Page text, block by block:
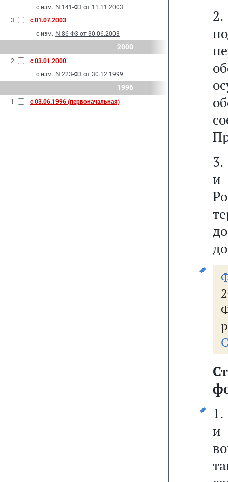
с изм. N 141-Ф3 от 11.11.2003
3
с 01.07.2003
с изм. N 86-Ф3 от 30.06.2003
2000
2
с 03.01.2000
с изм. N 223-Ф3 от 30.12.1999
1996
1 с 03.06.1996 (первоначальная)
3.
и
и